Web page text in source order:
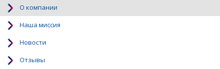
О компании
Наша миссия
Новости
Отзывы